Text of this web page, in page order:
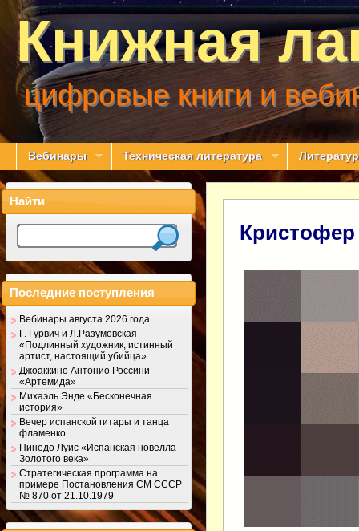
Книжная
цифровые книги и
Вебинары Техническая литература
Найти
Последние поступления
Вебинары августа 2026 года
Г. Гурвич и Л.Разумовская
«Подлинный художник, истинный
артист, настоящий убийца»
Джоаккино Антонио Россини
«Артемида»
Михаэль Энде «Бесконечная
история»
Вечер испанской гитары и танца
фламенко
Пинедо Луис «Испанская новелла
Золотого века»
Стратегическая программа на
примере Постановления СМ СССР
№ 870 от 21.10.1979